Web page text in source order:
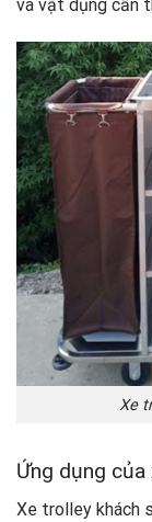
và vật dụng cần
Xe
Ứng dụng của
Xe trolley khách